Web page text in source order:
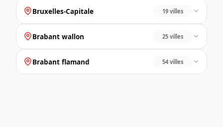
Bruxelles-Capitale 19 villes
Brabant wallon 25 villes
Brabant flamand 54 villes